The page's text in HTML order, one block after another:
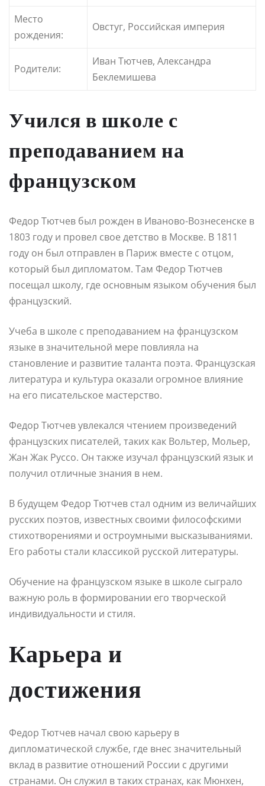
Место
рождения:
Овстуг, Российская империя
Родители:
Иван Тютчев, Александра
Беклемишева
Учился в школе с
преподаванием на
французском
Федор Тютчев был рожден в Иваново-Вознесенске в
1803 году и провел свое детство в Москве. В 1811
году он был отправлен в Париж вместе с отцом,
который был дипломатом. Там Федор Тютчев
посещал школу, где основным языком обучения был
французский.
Учеба в школе с преподаванием на французском
языке в значительной мере повлияла на
становление и развитие таланта поэта. Французская
литература и культура оказали огромное влияние
на его писательское мастерство.
Федор Тютчев увлекался чтением произведений
французских писателей, таких как Вольтер, Мольер,
Жан Жак Руссо. Он также изучал французский язык и
получил отличные знания в нем.
В будущем Федор Тютчев стал одним из величайших
русских поэтов, известных своими философскими
стихотворениями и остроумными высказываниями.
Его работы стали классикой русской литературы.
Обучение на французском языке в школе сыграло
важную роль в формировании его творческой
индивидуальности и стиля.
Карьера и
достижения
Федор Тютчев начал свою карьеру в
дипломатической службе, где внес значительный
вклад в развитие отношений России с другими
странами. Он служил в таких странах, как Мюнхен,